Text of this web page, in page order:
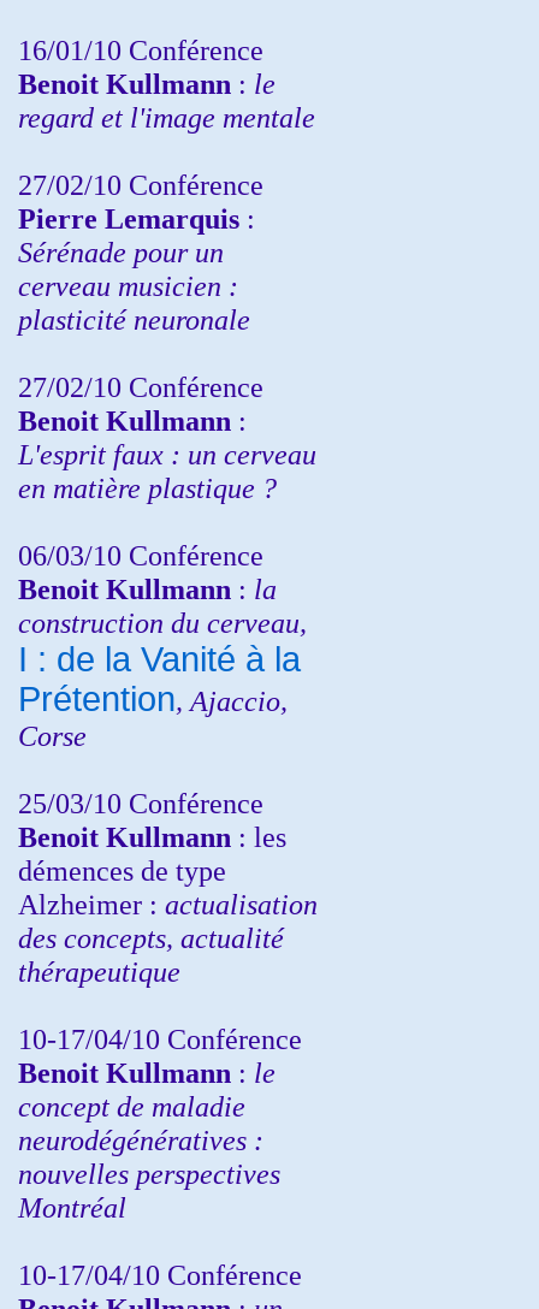
16/01/10 Conférence
Benoit Kullmann : le
regard et l'image mentale
27/02/10 Conférence
Pierre Lemarquis :
Sérénade pour un
cerveau musicien :
plasticité neuronale
27/02/10 Conférence
Benoit Kullmann :
L'esprit faux : un cerveau
en matière plastique ?
06/03/10 Conférence
Benoit Kullmann : la
construction du cerveau,
I : de la Vanité à la
Prétention, Ajaccio,
Corse
25/03/10 Conférence
Benoit Kullmann : les
démences de type
Alzheimer : actualisation
des concepts, actualité
thérapeutique
10-17/04/10 Conférence
Benoit Kullmann : le
concept de maladie
neurodégénératives :
nouvelles perspectives
Montréal
10-17/04/10 Conférence